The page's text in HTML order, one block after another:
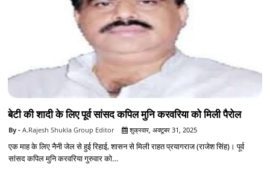
बेटी की शादी के लिए पूर्व सांसद कपिल मुनि करवरिया को मिली पैरोल
A.Rajesh Shukla Group Editor शुक्रवार, अक्टूबर 31, 2025
एक माह के लिए नैनी जेल से हुई रिहाई, शासन से मिली राहत प्रयागराज (राजेश सिंह)। पूर्व
सांसद कपिल मुनि करवरिया गुरुवार को…